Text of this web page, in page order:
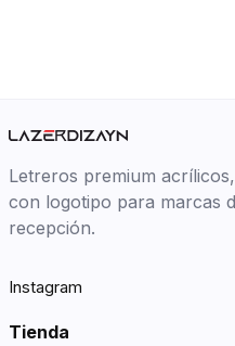
Letreros premium
con logotipo para marcas
recepción.
Instagram
Tienda